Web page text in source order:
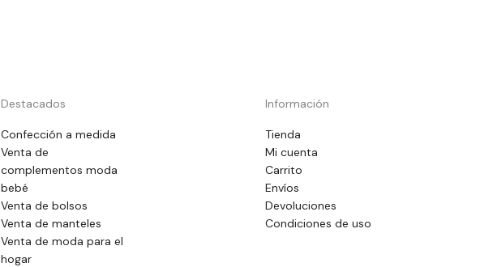
Destacados
Confección a medida
Venta de
complementos moda
bebé
Venta de bolsos
Venta de manteles
Venta de moda para el
hogar
Información
Tienda
Mi cuenta
Carrito
Envíos
Devoluciones
Condiciones de uso